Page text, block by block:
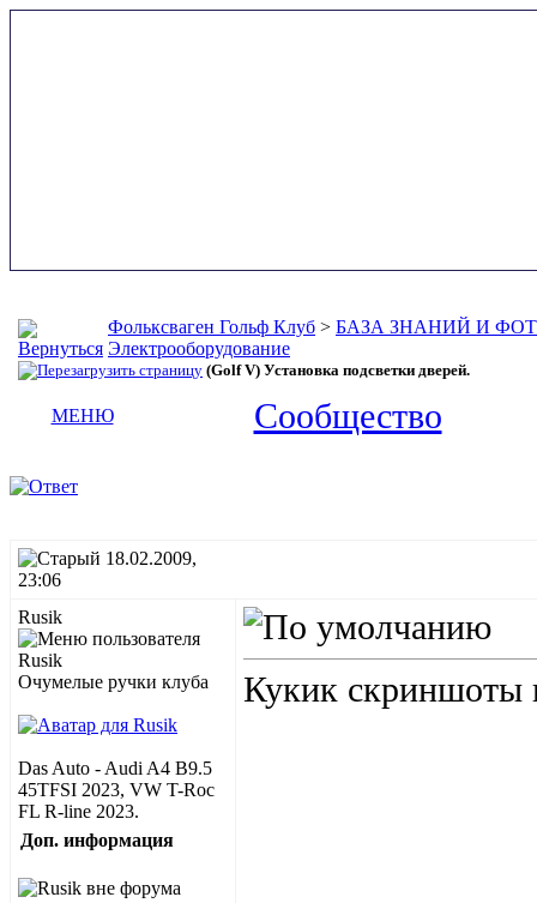
Фольксваген Гольф Клуб > БАЗА ЗНАНИЙ И
Электрооборудование
(Golf V) Установка подсветки дверей.
МЕНЮ Сообщество
18.02.2009,
23:06
Rusik
Очумелые ручки клуба
Das Auto - Audi A4 B9.5
45TFSI 2023, VW T-Roc
FL R-line 2023.
Доп. информация
Кукик скриншоты